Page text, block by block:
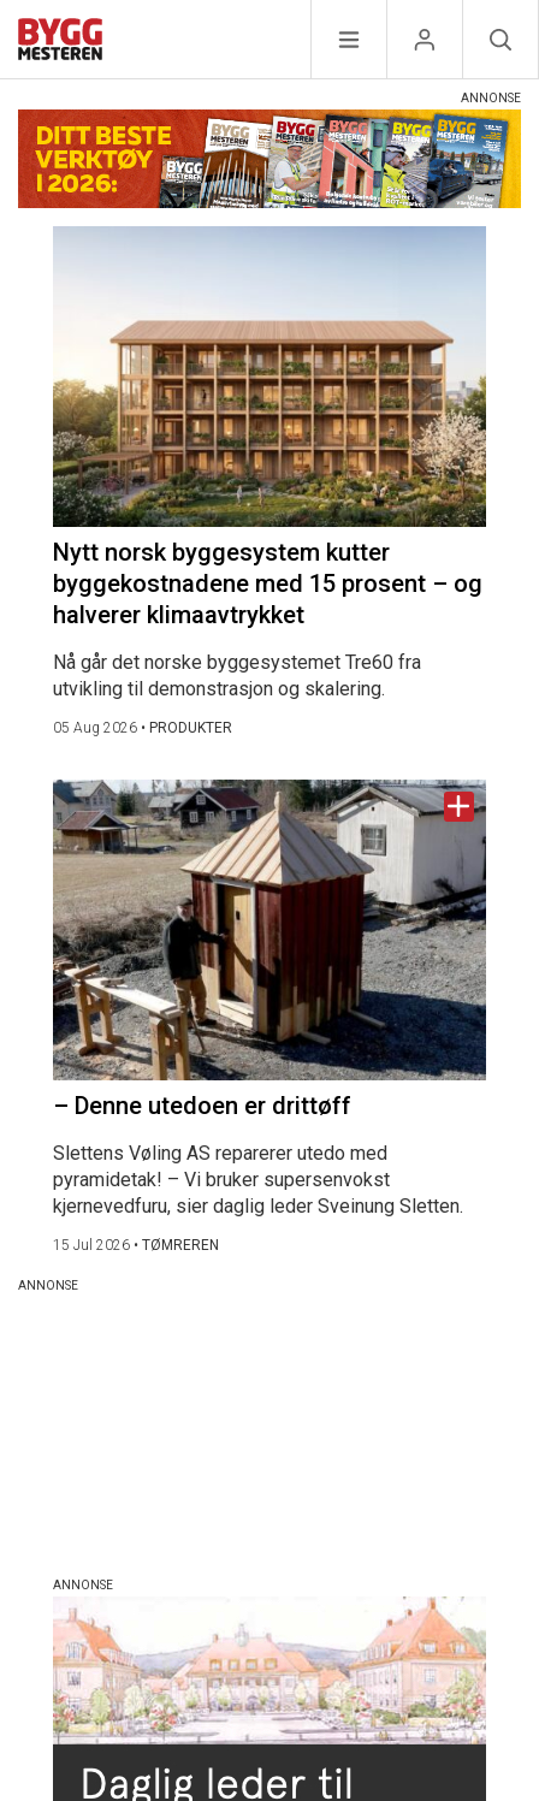
Nytt norsk byggesystem kutter
byggekostnadene med 15 prosent – og
halverer klimaavtrykket
Nå går det norske byggesystemet Tre60 fra
utvikling til demonstrasjon og skalering.
05 Aug 2026 • PRODUKTER
– Denne utedoen er drittøff
Slettens Vøling AS reparerer utedo med
pyramidetak! – Vi bruker supersenvokst
kjernevedfuru, sier daglig leder Sveinung Sletten.
15 Jul 2026 • TØMREREN